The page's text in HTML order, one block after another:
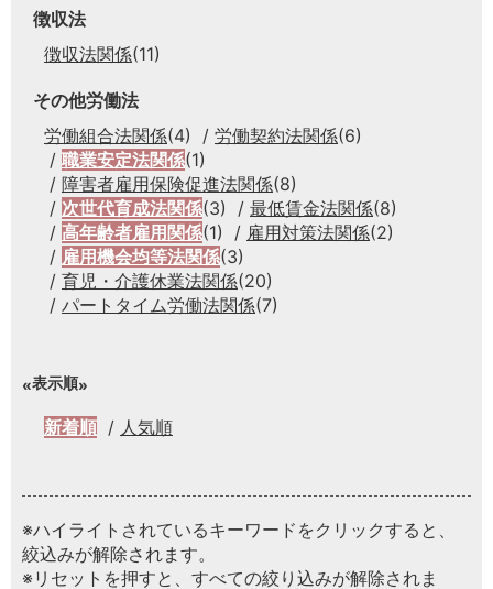
徴収法
徴収法関係(11)
その他労働法
労働組合法関係(4) 労働契約法関係(6)
職業安定法関係(1)
障害者雇用保険促進法関係(8)
次世代育成法関係(3) 最低賃金法関係(8)
高年齢者雇用関係(1) 雇用対策法関係(2)
雇用機会均等法関係(3)
育児・介護休業法関係(20)
パートタイム労働法関係(7)
表示順
新着順 人気順
※ハイライトされているキーワードをクリックすると、
絞込みが解除されます。
※リセットを押すと、すべての絞り込みが解除されま